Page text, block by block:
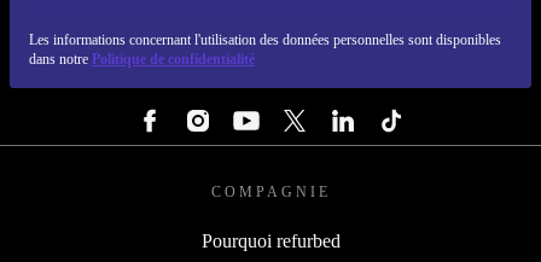
Les informations concernant l'utilisation des données personnelles sont disponibles
dans notre Politique de confidentialité
COMPAGNIE
Pourquoi refurbed